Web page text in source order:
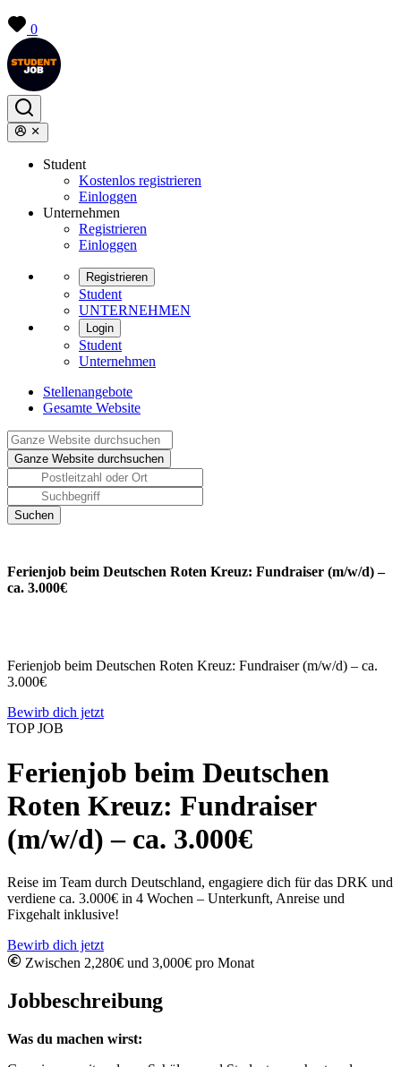
0
Student
Kostenlos registrieren
Einloggen
Unternehmen
Registrieren
Einloggen
Registrieren
Student
UNTERNEHMEN
Login
Student
Unternehmen
Stellenangebote
Gesamte Website
Ferienjob beim Deutschen Roten Kreuz: Fundraiser (m/w/d) –
ca. 3.000€
Ferienjob beim Deutschen Roten Kreuz: Fundraiser (m/w/d) – ca.
3.000€
Bewirb dich jetzt
TOP JOB
Ferienjob beim Deutschen
Roten Kreuz: Fundraiser
(m/w/d) – ca. 3.000€
Reise im Team durch Deutschland, engagiere dich für das DRK und
verdiene ca. 3.000€ in 4 Wochen – Unterkunft, Anreise und
Fixgehalt inklusive!
Bewirb dich jetzt
Zwischen 2,280€ und 3,000€ pro Monat
Jobbeschreibung
Was du machen wirst: